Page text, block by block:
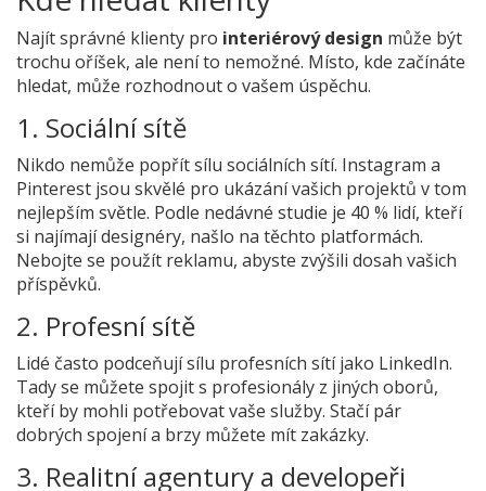
Najít správné klienty pro interiérový design může být
trochu oříšek, ale není to nemožné. Místo, kde začínáte
hledat, může rozhodnout o vašem úspěchu.
1. Sociální sítě
Nikdo nemůže popřít sílu sociálních sítí. Instagram a
Pinterest jsou skvělé pro ukázání vašich projektů v tom
nejlepším světle. Podle nedávné studie je 40 % lidí, kteří
si najímají designéry, našlo na těchto platformách.
Nebojte se použít reklamu, abyste zvýšili dosah vašich
příspěvků.
2. Profesní sítě
Lidé často podceňují sílu profesních sítí jako LinkedIn.
Tady se můžete spojit s profesionály z jiných oborů,
kteří by mohli potřebovat vaše služby. Stačí pár
dobrých spojení a brzy můžete mít zakázky.
3. Realitní agentury a developeři